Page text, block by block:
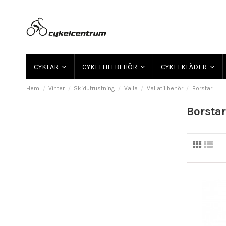
CYKLAR CYKELTILLBEHÖR CYKELKLÄDER
Hem Vinter Skidutrustning Valla Vallatillbehör Borstar
Borstar